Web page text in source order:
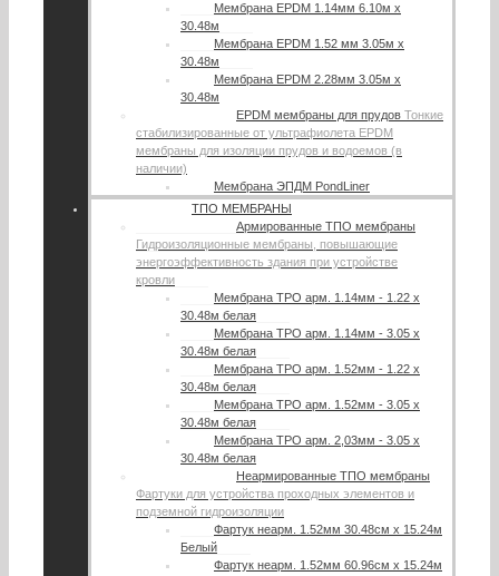
Мембрана EPDM 1.14мм 6.10м х
30.48м
Мембрана EPDM 1.52 мм 3.05м х
30.48м
Мембрана EPDM 2.28мм 3.05м х
30.48м
EPDM мембраны для прудов Тонкие
стабилизированные от ультрафиолета EPDM
мембраны для изоляции прудов и водоемов (в
наличии)
Мембрана ЭПДМ PondLiner
ТПО МЕМБРАНЫ
Армированные ТПО мембраны
Гидроизоляционные мембраны, повышающие
энергоэффективность здания при устройстве
кровли
Мембрана TPO арм. 1.14мм - 1.22 х
30.48м белая
Мембрана TPO арм. 1.14мм - 3.05 х
30.48м белая
Мембрана TPO арм. 1.52мм - 1.22 х
30.48м белая
Мембрана TPO арм. 1.52мм - 3.05 х
30.48м белая
Мембрана TPO арм. 2,03мм - 3.05 х
30.48м белая
Неармированные ТПО мембраны
Фартуки для устройства проходных элементов и
подземной гидроизоляции
Фартук неарм. 1.52мм 30.48см х 15.24м
Белый
Фартук неарм. 1.52мм 60.96см х 15.24м